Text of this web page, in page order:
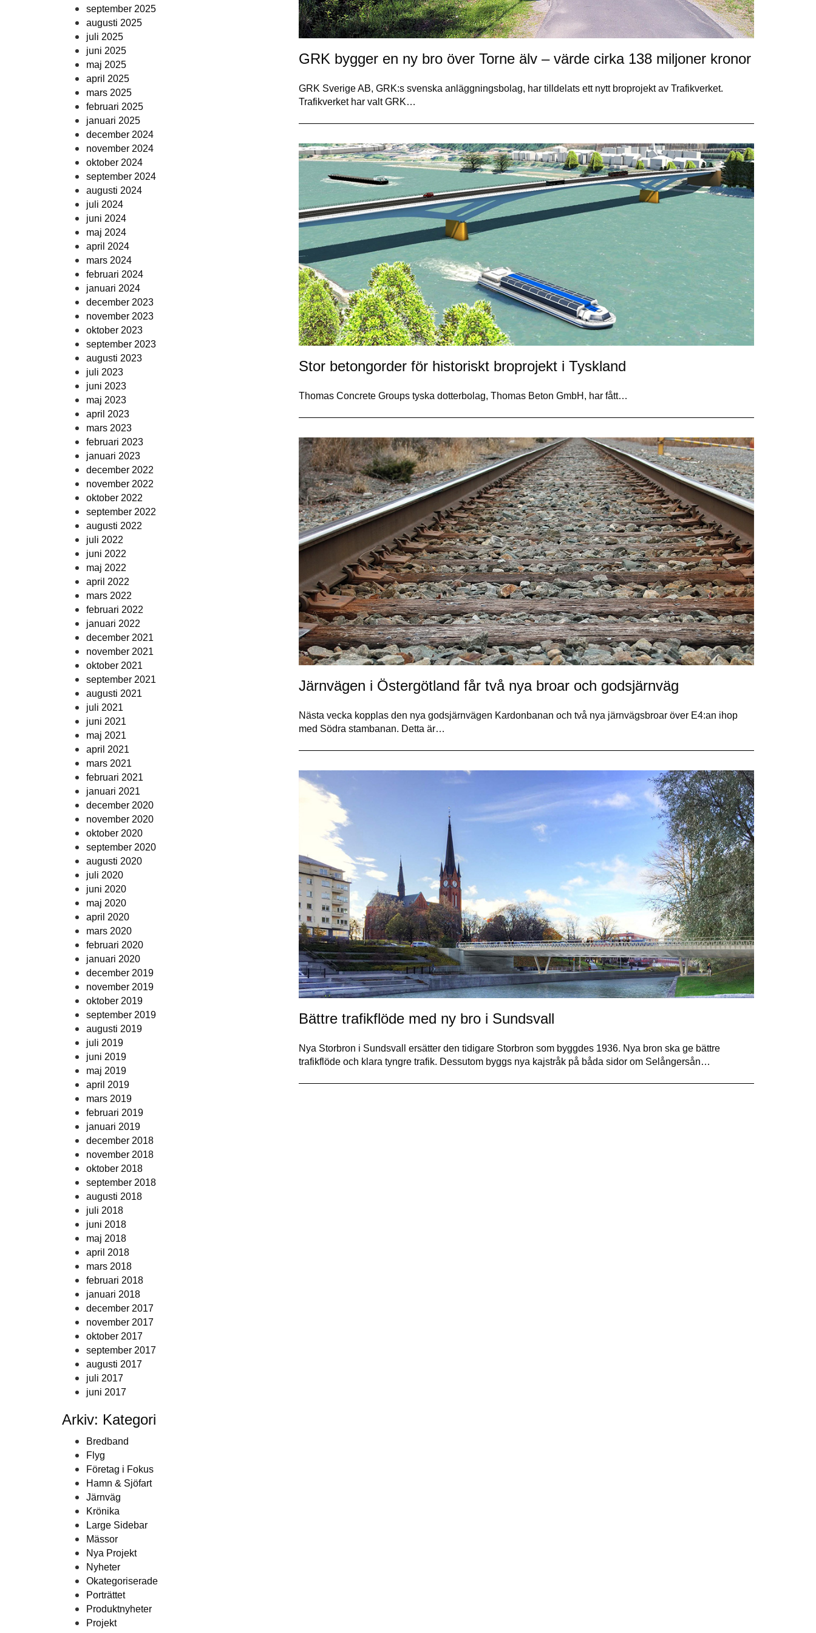
september 2025
augusti 2025
juli 2025
juni 2025
maj 2025
april 2025
mars 2025
februari 2025
januari 2025
december 2024
november 2024
oktober 2024
september 2024
augusti 2024
juli 2024
juni 2024
maj 2024
april 2024
mars 2024
februari 2024
januari 2024
december 2023
november 2023
oktober 2023
september 2023
augusti 2023
juli 2023
juni 2023
maj 2023
april 2023
mars 2023
februari 2023
januari 2023
december 2022
november 2022
oktober 2022
september 2022
augusti 2022
juli 2022
juni 2022
maj 2022
april 2022
mars 2022
februari 2022
januari 2022
december 2021
november 2021
oktober 2021
september 2021
augusti 2021
juli 2021
juni 2021
maj 2021
april 2021
mars 2021
februari 2021
januari 2021
december 2020
november 2020
oktober 2020
september 2020
augusti 2020
juli 2020
juni 2020
maj 2020
april 2020
mars 2020
februari 2020
januari 2020
december 2019
november 2019
oktober 2019
september 2019
augusti 2019
juli 2019
juni 2019
maj 2019
april 2019
mars 2019
februari 2019
januari 2019
december 2018
november 2018
oktober 2018
september 2018
augusti 2018
juli 2018
juni 2018
maj 2018
april 2018
mars 2018
februari 2018
januari 2018
december 2017
november 2017
oktober 2017
september 2017
augusti 2017
juli 2017
juni 2017
Arkiv: Kategori
Bredband
Flyg
Företag i Fokus
Hamn & Sjöfart
Järnväg
Krönika
Large Sidebar
Mässor
Nya Projekt
Nyheter
Okategoriserade
Porträttet
Produktnyheter
Projekt
GRK bygger en ny bro över Torne älv – värde cirka 138 miljoner kronor
GRK Sverige AB, GRK:s svenska anläggningsbolag, har tilldelats ett nytt broprojekt av Trafikverket.
Trafikverket har valt GRK…
Stor betongorder för historiskt broprojekt i Tyskland
Thomas Concrete Groups tyska dotterbolag, Thomas Beton GmbH, har fått…
Järnvägen i Östergötland får två nya broar och godsjärnväg
Nästa vecka kopplas den nya godsjärnvägen Kardonbanan och två nya järnvägsbroar över E4:an ihop
med Södra stambanan. Detta är…
Bättre trafikflöde med ny bro i Sundsvall
Nya Storbron i Sundsvall ersätter den tidigare Storbron som byggdes 1936. Nya bron ska ge bättre
trafikflöde och klara tyngre trafik. Dessutom byggs nya kajstråk på båda sidor om Selångersån…